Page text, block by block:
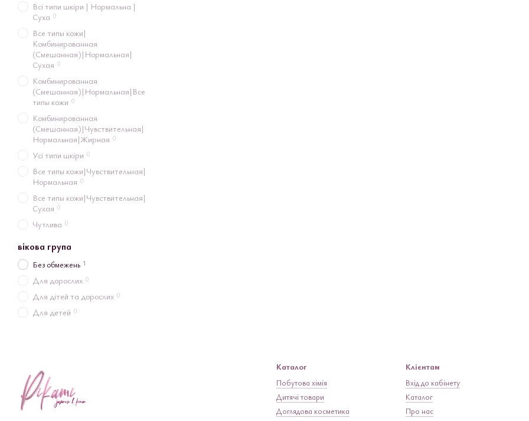
Всі типи шкіри | Нормальна |
Суха 0
Все типы кожи|
Комбинированная
(Смешанная)|Нормальная|
Сухая 0
Комбинированная
(Смешанная)|Нормальная|Все
типы кожи 0
Комбинированная
(Смешанная)|Чувствительная|
Нормальная|Жирная 0
Усі типи шкіри 0
Все типы кожи|Чувствительная|
Нормальная 0
Все типы кожи|Чувствительная|
Сухая 0
Чутлива 0
вікова група
Без обмежень 1
Для дорослих 0
Для дітей та дорослих 0
Для детей 0
Каталог
Побутова хімія
Дитячі товари
Доглядова косметика
Клієнтам
Вхід до кабінету
Каталог
Про нас